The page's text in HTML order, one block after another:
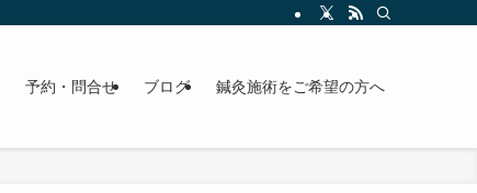
予約・問合せ ブログ 鍼灸施術をご希望の方へ